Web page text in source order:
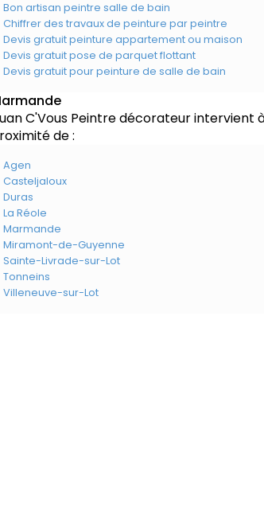
Bon artisan peintre salle de bain
Chiffrer des travaux de peinture par peintre
Devis gratuit peinture appartement ou maison
Devis gratuit pose de parquet flottant
Devis gratuit pour peinture de salle de bain
C'Vous Peintre décorateur intervient
de :
Agen
Casteljaloux
Duras
La Réole
Marmande
Miramont-de-Guyenne
Sainte-Livrade-sur-Lot
Tonneins
Villeneuve-sur-Lot